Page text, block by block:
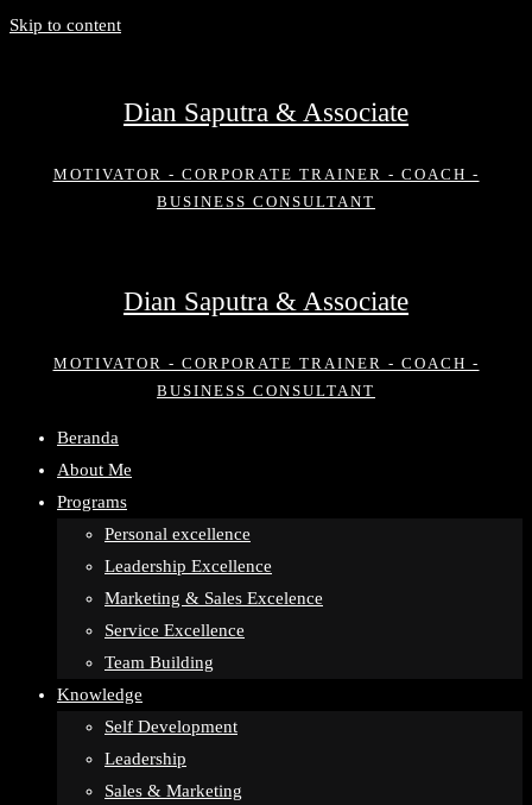
Skip to content
Dian Saputra & Associate
MOTIVATOR - CORPORATE TRAINER - COACH -
BUSINESS CONSULTANT
Dian Saputra & Associate
MOTIVATOR - CORPORATE TRAINER - COACH -
BUSINESS CONSULTANT
Beranda
About Me
Programs
Personal excellence
Leadership Excellence
Marketing & Sales Excelence
Service Excellence
Team Building
Knowledge
Self Development
Leadership
Sales & Marketing